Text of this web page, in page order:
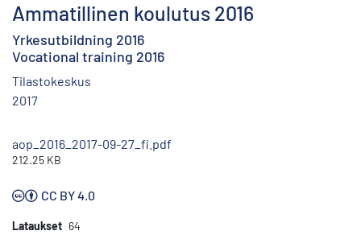
Ammatillinen koulutus 2016
Yrkesutbildning 2016
Vocational training 2016
Tilastokeskus
2017
aop_2016_2017-09-27_fi.pdf
212.25 KB
CC BY 4.0
Lataukset 64